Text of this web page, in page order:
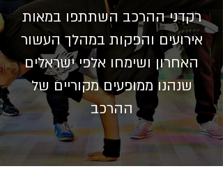
רקדני ההרכב השתתפו במאות
אירועים והפקות במהלך העשור
האחרון ושימחו אלפי ישראלים
שנהנו ממופעים מקוריים של
ההרכב